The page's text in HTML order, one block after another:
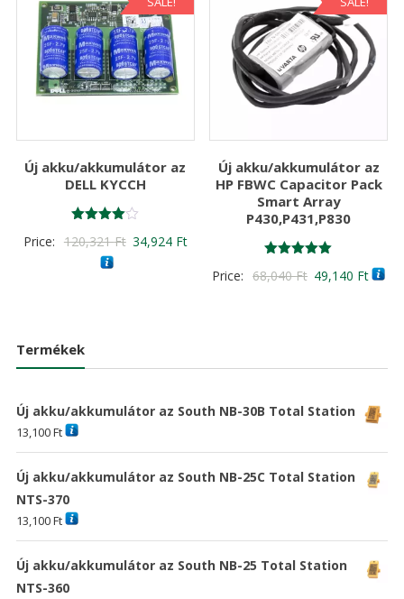
Új akku/akkumulátor az
DELL KYCCH
4.00
/ 5
Price: 120,321Ft Original
34,924 FtCurrent
Új akku/akkumulátor az
HP FBWC Capacitor Pack
Smart Array
P430,P431,P830
5.00
Price: 68,040Ft Original
49,140 Ft
Termékek
Új akku/akkumulátor az South NB-30B Total Station
13,100Ft
Új akku/akkumulátor az South NB-25C Total Station
NTS-370
13,100Ft
Új akku/akkumulátor az South NB-25 Total Station
NTS-360